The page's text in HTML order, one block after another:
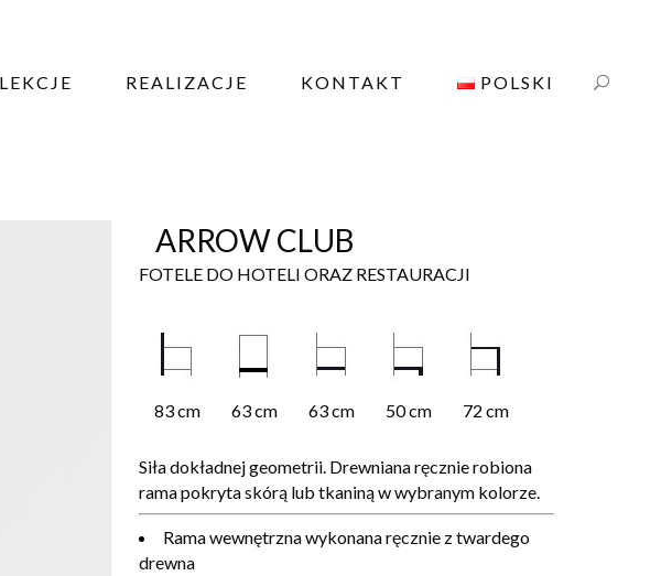
REALIZACJE KONTAKT POLSKI
ARROW CLUB
FOTELE DO HOTELI ORAZ RESTAURACJI
83 cm 63 cm 63 cm 50 cm 72 cm
Siła dokładnej geometrii. Drewniana ręcznie robiona
rama pokryta skórą lub tkaniną w wybranym kolorze.
Rama wewnętrzna wykonana ręcznie z twardego
drewna